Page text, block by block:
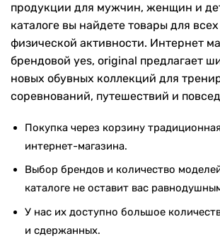
продукции для мужчин, женщин и
каталоге вы найдете товары для
физической активности. Интернет
брендовой yes, original предлагает
новых обувных коллекций для
соревнований, путешествий и
Покупка через корзину
интернет-магазина.
Выбор брендов и количество
каталоге не оставит вас
У нас их доступно большое
и сдержанных.